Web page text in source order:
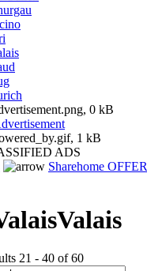
ADS
Sharehome OFFER
Valais
21 - 40 of 60